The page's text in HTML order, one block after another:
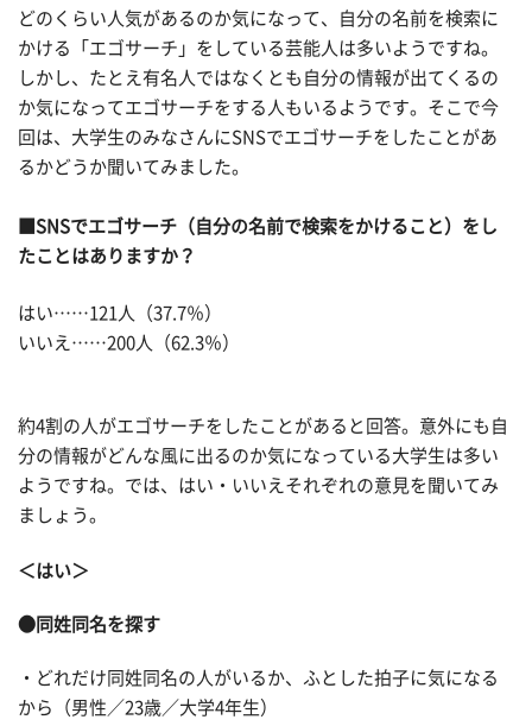
どのくらい人気があるのか気になって、自分の名前を検索に
かける「エゴサーチ」をしている芸能人は多いようですね。
しかし、たとえ有名人ではなくとも自分の情報が出てくるの
か気になってエゴサーチをする人もいるようです。そこで今
回は、大学生のみなさんにSNSでエゴサーチをしたことがあ
るかどうか聞いてみました。
■SNSでエゴサーチ（自分の名前で検索をかけること）をし
たことはありますか？
はい……121人（37.7％）
いいえ……200人（62.3％）
約4割の人がエゴサーチをしたことがあると回答。意外にも自
分の情報がどんな風に出るのか気になっている大学生は多い
ようですね。では、はい・いいえそれぞれの意見を聞いてみ
ましょう。
＜はい＞
●同姓同名を探す
・どれだけ同姓同名の人がいるか、ふとした拍子に気になる
から（男性／23歳／大学4年生）